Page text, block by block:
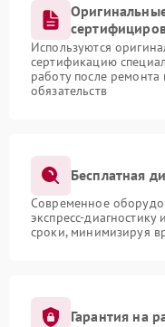
Используются
сертификацию
работу после
обязательств
Бесплатная
Современное
экспресс-
сроки, минимизируя
Гарантия на